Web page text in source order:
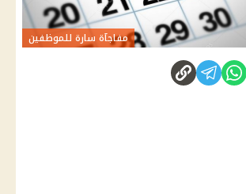
مفاجآة سارة للموظفين